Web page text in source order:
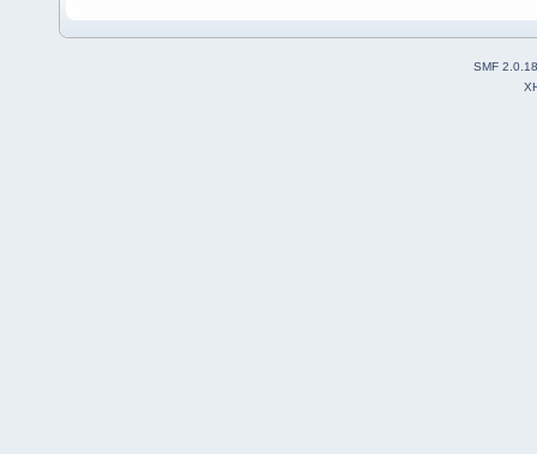
SMF 2.0.18